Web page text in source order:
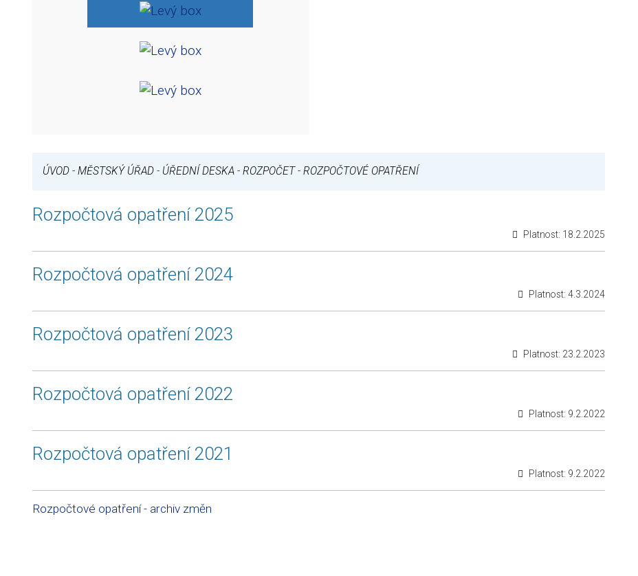
ÚVOD - MĚSTSKÝ ÚŘAD - ÚŘEDNÍ DESKA - ROZPOČET- ROZPOČTOVÉ OPATŘENÍ
Rozpočtová opatření 2025
Platnost: 18.2.2025
Rozpočtová opatření 2024
Platnost: 4.3.2024
Rozpočtová opatření 2023
Platnost: 23.2.2023
Rozpočtová opatření 2022
Platnost: 9.2.2022
Rozpočtová opatření 2021
Platnost: 9.2.2022
Rozpočtové opatření - archiv změn